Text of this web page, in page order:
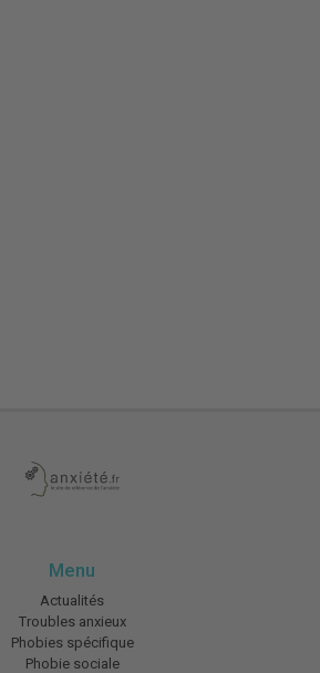
Menu
Actualités
Troubles anxieux
Phobies spécifique
Phobie sociale